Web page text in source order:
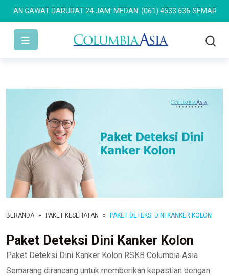
GAWAT DARURAT 24 JAM: MEDAN: (061) 4533 636 SEMARANG:
BERANDA » PAKET KESEHATAN » PAKET DETEKSI DINI KANKER KOLON
Paket Deteksi Dini Kanker Kolon
Paket Deteksi Dini Kanker Kolon RSKB Columbia Asia
Semarang dirancang untuk memberikan kepastian dengan